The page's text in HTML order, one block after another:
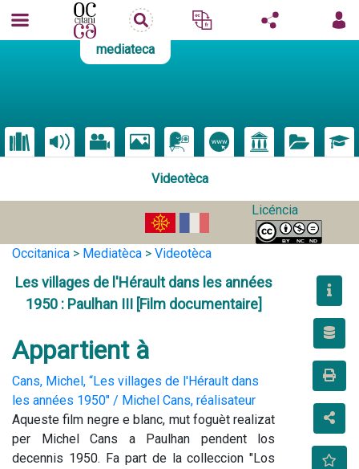
mediateca
Videotèca
Licéncia
Occitanica > Mediatèca > Videotèca
Les villages de l'Hérault dans les années
1950 : Paulhan III [Film documentaire]
Appartient à
Cans, Michel, “Les villages de l'Hérault dans
les années 1950" / Michel Cans, réalisateur
Aqueste film negre e blanc, mut foguèt realizat
per Michel Cans a Paulhan pendent los
decennis 1950. Fa part de la colleccion "Los